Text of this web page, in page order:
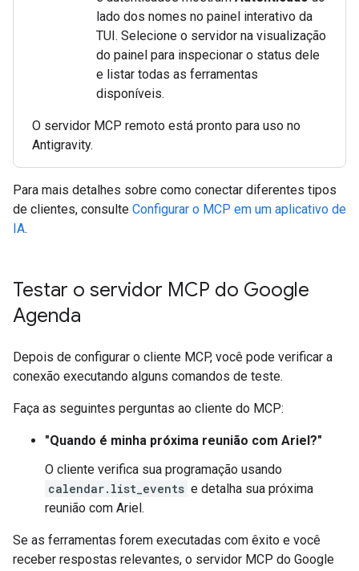
lado dos nomes no painel interativo da
TUI. Selecione o servidor na visualização
do painel para inspecionar o status dele
e listar todas as ferramentas
disponíveis.
O servidor MCP remoto está pronto para uso no
Antigravity.
Para mais detalhes sobre como conectar diferentes tipos
de clientes, consulte Configurar o MCP em um aplicativo de
IA.
Testar o servidor MCP do Google
Agenda
Depois de configurar o cliente MCP, você pode verificar a
conexão executando alguns comandos de teste.
Faça as seguintes perguntas ao cliente do MCP:
"Quando é minha próxima reunião com Ariel?"
O cliente verifica sua programação usando
calendar.list_events e detalha sua próxima
reunião com Ariel.
Se as ferramentas forem executadas com êxito e você
receber respostas relevantes, o servidor MCP do Google